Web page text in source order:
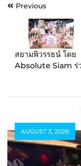
PostPrevious
สยามพิวรรธน์ โดย
Absolute Siam ร่
สินค้าไทย ร่วมใจเพื่
AUGUST 3, 2026